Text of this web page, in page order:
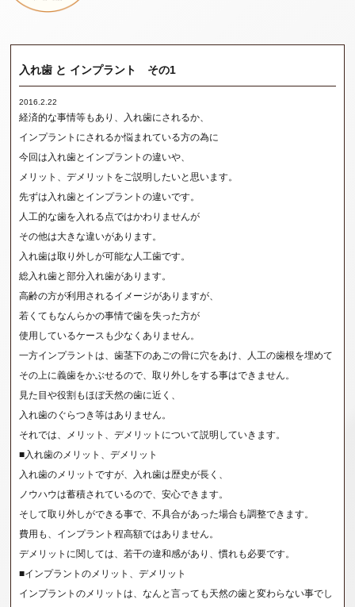
入れ歯 と インプラント その1
2016.2.22
経済的な事情等もあり、入れ歯にされるか、
インプラントにされるか悩まれている方の為に
今回は入れ歯とインプラントの違いや、
メリット、デメリットをご説明したいと思います。
先ずは入れ歯とインプラントの違いです。
人工的な歯を入れる点ではかわりませんが
その他は大きな違いがあります。
入れ歯は取り外しが可能な人工歯です。
総入れ歯と部分入れ歯があります。
高齢の方が利用されるイメージがありますが、
若くてもなんらかの事情で歯を失った方が
使用しているケースも少なくありません。
一方インプラントは、歯茎下のあごの骨に穴をあけ、人工の歯根を埋めて
その上に義歯をかぶせるので、取り外しをする事はできません。
見た目や役割もほぼ天然の歯に近く、
入れ歯のぐらつき等はありません。
それでは、メリット、デメリットについて説明していきます。
■入れ歯のメリット、デメリット
入れ歯のメリットですが、入れ歯は歴史が長く、
ノウハウは蓄積されているので、安心できます。
そして取り外しができる事で、不具合があった場合も調整できます。
費用も、インプラント程高額ではありません。
デメリットに関しては、若干の違和感があり、慣れも必要です。
■インプラントのメリット、デメリット
インプラントのメリットは、なんと言っても天然の歯と変わらない事でし